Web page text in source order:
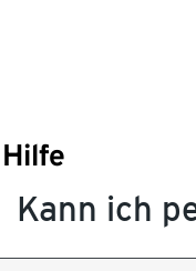
Kann ich